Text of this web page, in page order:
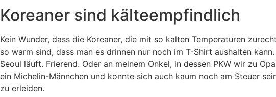
Koreaner sind kälteempfindlich
Kein Wunder, dass die Koreaner, die mit so kalten Temperaturen
so warm sind, dass man es drinnen nur noch im T-Shirt aushalten
Seoul läuft. Frierend. Oder an meinem Onkel, in dessen PKW wir zu
ein Michelin-Männchen und konnte sich auch kaum noch am Steuer
zu erleiden.